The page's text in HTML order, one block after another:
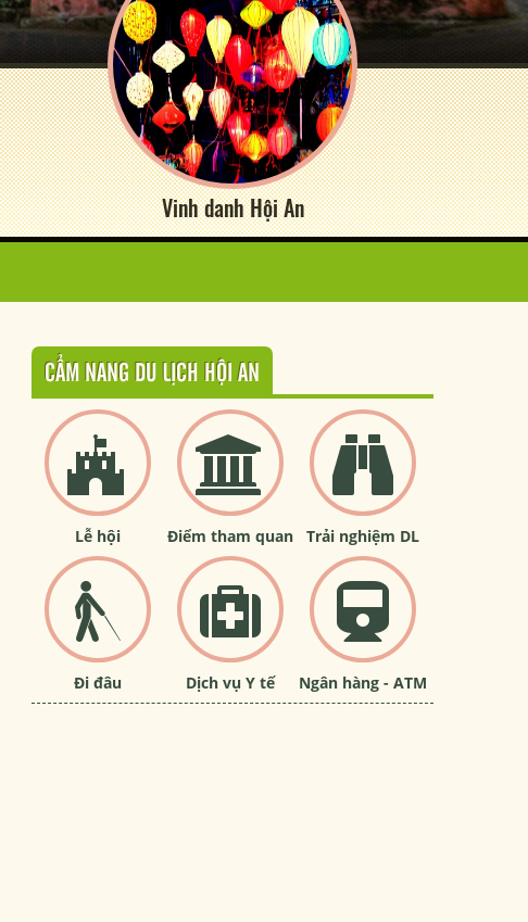
Vinh danh Hội An
CẨM NANG DU LỊCH HỘI AN
Lễ hội Điểm tham quan Trải nghiệm DL
Đi đâu Dịch vụ Y tế Ngân hàng - ATM